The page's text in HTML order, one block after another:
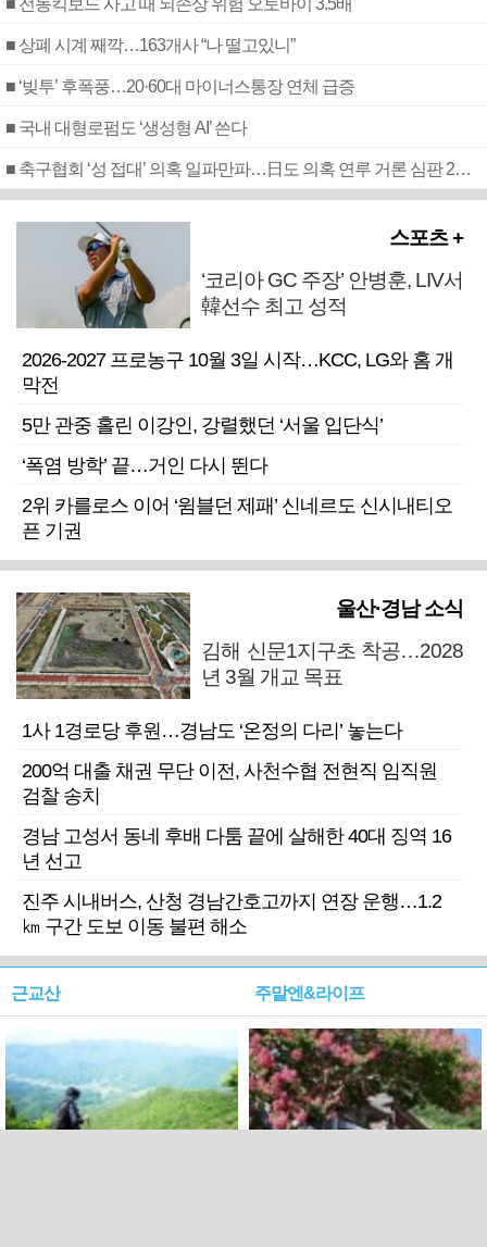
■ 전동킥보드 사고 때 뇌손상 위험 오토바이 3.5배
■ 상폐 시계 째깍…163개사 “나 떨고있니”
■ ‘빚투’ 후폭풍…20·60대 마이너스통장 연체 급증
■ 국내 대형로펌도 ‘생성형 AI’ 쓴다
■ 축구협회 ‘성 접대’ 의혹 일파만파…日도 의혹 연루 거론 심판 2명 조사
스포츠 +
‘코리아 GC 주장’ 안병훈, LIV서
韓선수 최고 성적
2026-2027 프로농구 10월 3일 시작…KCC, LG와 홈 개
막전
5만 관중 홀린 이강인, 강렬했던 ‘서울 입단식’
‘폭염 방학’ 끝…거인 다시 뛴다
2위 카를로스 이어 ‘윔블던 제패’ 신네르도 신시내티오
픈 기권
울산·경남 소식
김해 신문1지구초 착공…2028
년 3월 개교 목표
1사 1경로당 후원…경남도 ‘온정의 다리’ 놓는다
200억 대출 채권 무단 이전, 사천수협 전현직 임직원
검찰 송치
경남 고성서 동네 후배 다툼 끝에 살해한 40대 징역 16
년 선고
진주 시내버스, 산청 경남간호고까지 연장 운행…1.2
㎞ 구간 도보 이동 불편 해소
근교산 주말엔&라이프